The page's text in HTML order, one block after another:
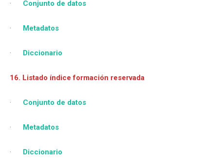
· Conjunto de datos
· Metadatos
· Diccionario
16. Listado índice formación reservada
· Conjunto de datos
· Metadatos
· Diccionario